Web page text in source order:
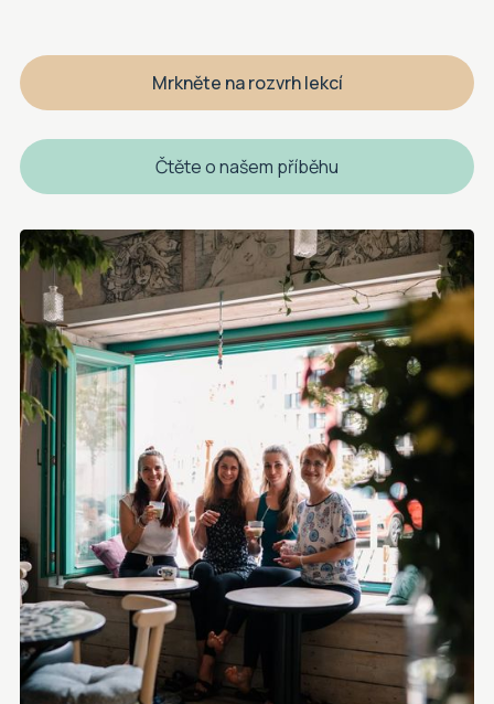
Mrkněte na rozvrh lekcí
Čtěte o našem příběhu